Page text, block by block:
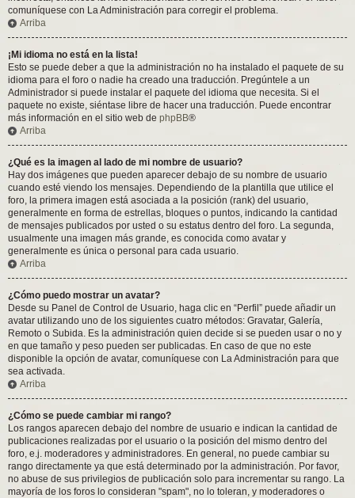
comuníquese con La Administración para corregir el problema.
Arriba
¡Mi idioma no está en la lista!
Esto se puede deber a que la administración no ha instalado el paquete de su
idioma para el foro o nadie ha creado una traducción. Pregúntele a un
Administrador si puede instalar el paquete del idioma que necesita. Si el
paquete no existe, siéntase libre de hacer una traducción. Puede encontrar
más información en el sitio web de phpBB®
Arriba
¿Qué es la imagen al lado de mi nombre de usuario?
Hay dos imágenes que pueden aparecer debajo de su nombre de usuario
cuando esté viendo los mensajes. Dependiendo de la plantilla que utilice el
foro, la primera imagen está asociada a la posición (rank) del usuario,
generalmente en forma de estrellas, bloques o puntos, indicando la cantidad
de mensajes publicados por usted o su estatus dentro del foro. La segunda,
usualmente una imagen más grande, es conocida como avatar y
generalmente es única o personal para cada usuario.
Arriba
¿Cómo puedo mostrar un avatar?
Desde su Panel de Control de Usuario, haga clic en “Perfil” puede añadir un
avatar utilizando uno de los siguientes cuatro métodos: Gravatar, Galería,
Remoto o Subida. Es la administración quien decide si se pueden usar o no y
en que tamaño y peso pueden ser publicadas. En caso de que no este
disponible la opción de avatar, comuníquese con La Administración para que
sea activada.
Arriba
¿Cómo se puede cambiar mi rango?
Los rangos aparecen debajo del nombre de usuario e indican la cantidad de
publicaciones realizadas por el usuario o la posición del mismo dentro del
foro, e.j. moderadores y administradores. En general, no puede cambiar su
rango directamente ya que está determinado por la administración. Por favor,
no abuse de sus privilegios de publicación solo para incrementar su rango. La
mayoría de los foros lo consideran "spam", no lo toleran, y moderadores o